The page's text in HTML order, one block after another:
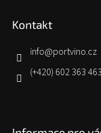
Kontakt
info@portvino.cz
(+420) 602 363 463